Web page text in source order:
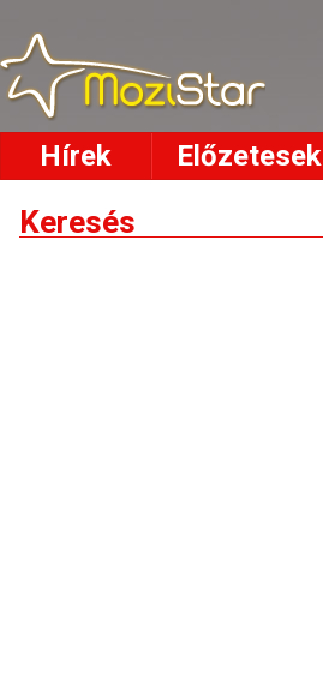
Hírek Előzetesek
Keresés